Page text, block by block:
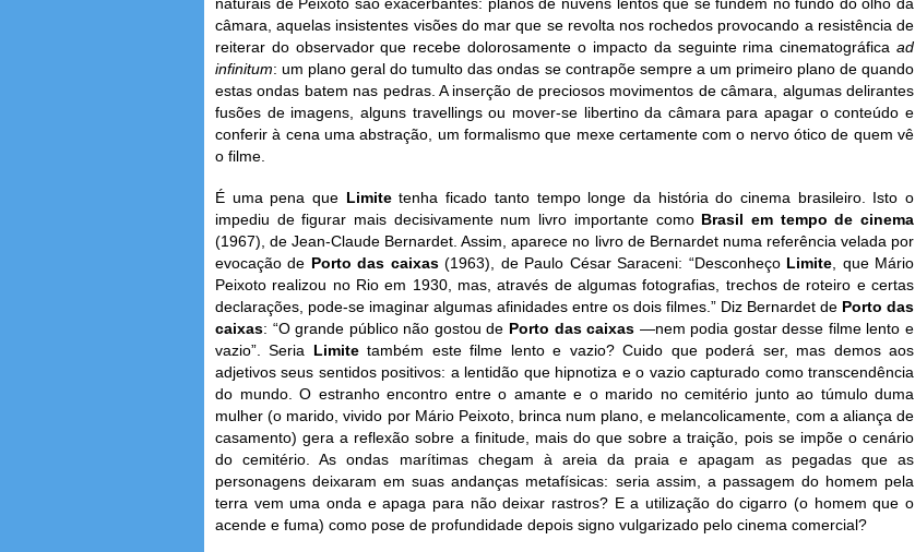
naturais de Peixoto são exacerbantes: planos de nuvens lentos que se fundem no fundo do olho da
câmara, aquelas insistentes visões do mar que se revolta nos rochedos provocando a resistência de
reiterar do observador que recebe dolorosamente o impacto da seguinte rima cinematográfica ad
infinitum: um plano geral do tumulto das ondas se contrapõe sempre a um primeiro plano de quando
estas ondas batem nas pedras. A inserção de preciosos movimentos de câmara, algumas delirantes
fusões de imagens, alguns travellings ou mover-se libertino da câmara para apagar o conteúdo e
conferir à cena uma abstração, um formalismo que mexe certamente com o nervo ótico de quem vê
o filme.
É uma pena que Limitetenha ficado tanto tempo longe da história do cinema brasileiro. Isto o
impediu de figurar mais decisivamente num livro importante como Brasil em tempo de cinema
(1967), de Jean-Claude Bernardet. Assim, aparece no livro de Bernardet numa referência velada por
evocação de Porto das caixas(1963), de Paulo César Saraceni: “Desconheço Limite , que Mário
Peixoto realizou no Rio em 1930, mas, através de algumas fotografias, trechos de roteiro e certas
declarações, pode-se imaginar algumas afinidades entre os dois filmes.” Diz Bernardet de Porto das
caixas: “O grande público não gostou de Porto das caixas —nem podia gostar desse filme lento e
vazio”. Seria Limitetambém este filme lento e vazio? Cuido que poderá ser, mas demos aos
adjetivos seus sentidos positivos: a lentidão que hipnotiza e o vazio capturado como transcendência
do mundo. O estranho encontro entre o amante e o marido no cemitério junto ao túmulo duma
mulher (o marido, vivido por Mário Peixoto, brinca num plano, e melancolicamente, com a aliança de
casamento) gera a reflexão sobre a finitude, mais do que sobre a traição, pois se impõe o cenário
do cemitério. As ondas marítimas chegam à areia da praia e apagam as pegadas que as
personagens deixaram em suas andanças metafísicas: seria assim, a passagem do homem pela
terra vem uma onda e apaga para não deixar rastros? E a utilização do cigarro (o homem que o
acende e fuma) como pose de profundidade depois signo vulgarizado pelo cinema comercial?